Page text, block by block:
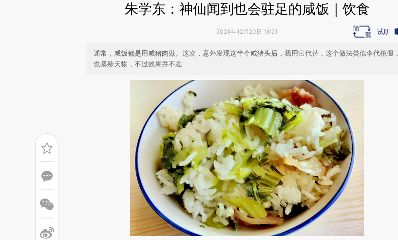
朱学东：神仙闻到也会驻足的咸饭｜饮食
2024年12月20日 18:21 试听
通常，咸饭都是用咸猪肉做。这次，意外发现这半个咸猪头后，我用它代替，这个做法类似李代桃僵，
也暴殄天物，不过效果并不差